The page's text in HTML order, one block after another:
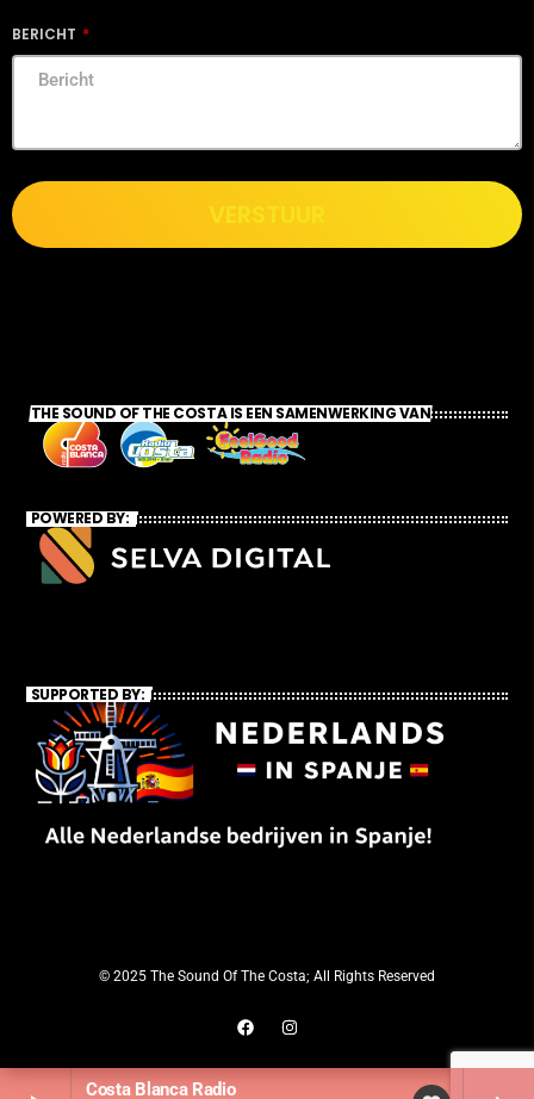
Costa Blanca Radio
BERICHT
VERSTUUR
THE SOUND OF THE COSTA IS EEN SAMENWERKING VAN
POWERED BY:
SUPPORTED BY:
© 2025 The Sound Of The Costa; All Rights Reserved